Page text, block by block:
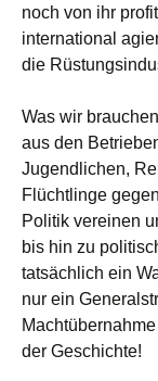
noch von ihr
international
die
Was wir
aus den
Jugendlichen,
Flüchtlinge
Politik vereinen
bis hin zu
tatsächlich ein
nur ein
der Geschichte!